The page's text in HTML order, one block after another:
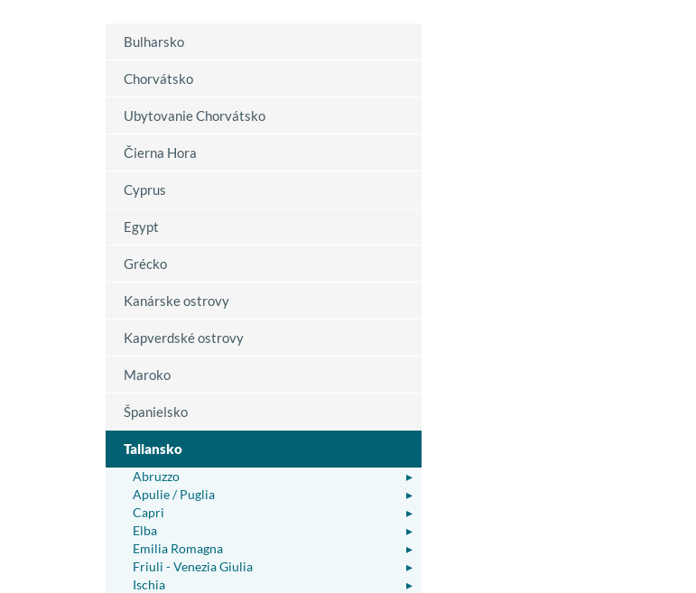
Bulharsko
Chorvátsko
Ubytovanie Chorvátsko
Čierna Hora
Cyprus
Egypt
Grécko
Kanárske ostrovy
Kapverdské ostrovy
Maroko
Španielsko
Taliansko
Abruzzo
▸
Apulie / Puglia
▸
Capri
▸
Elba
▸
Emilia Romagna
▸
Friuli - Venezia Giulia
▸
Ischia
▸